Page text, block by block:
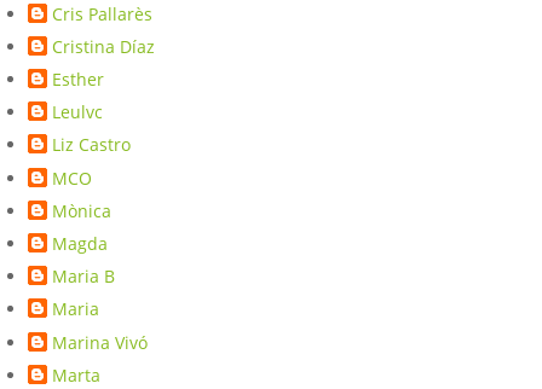
Cris Pallarès
Cristina Díaz
Esther
Leulvc
Liz Castro
MCO
Mònica
Magda
Maria B
Maria
Marina Vivó
Marta